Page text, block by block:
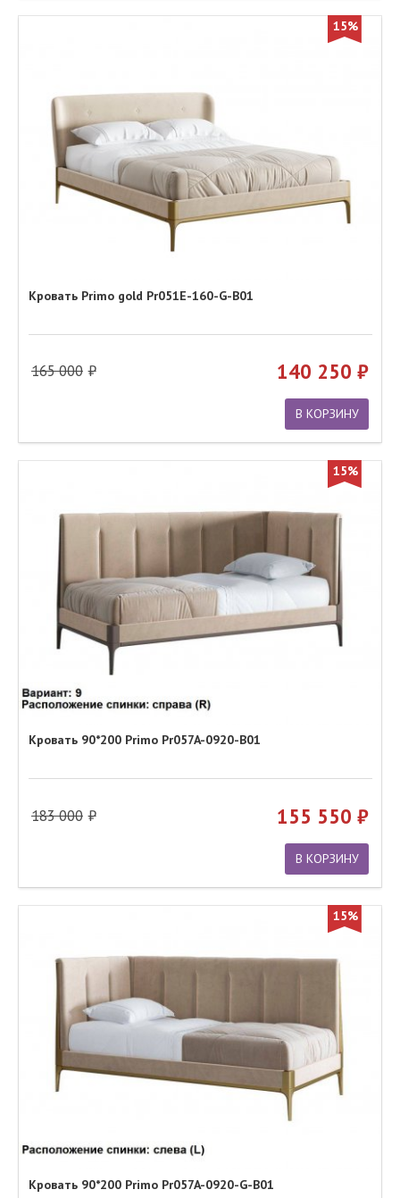
15%
Кровать Primo gold Pr051E-160-G-B01
165 000 140 250
В КОРЗИНУ
15%
Кровать 90*200 Primo Pr057A-0920-B01
183 000 155 550
В КОРЗИНУ
15%
Кровать 90*200 Primo Pr057A-0920-G-B01